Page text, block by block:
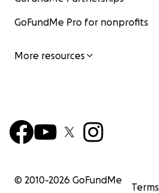
GoFundMe Pro for nonprofits
More resources
© 2010-2026 GoFundMe
Terms